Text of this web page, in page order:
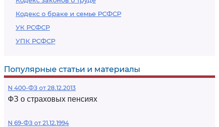
Кодекс о браке и семье РСФСР
УК РСФСР
УПК РСФСР
Популярные статьи и материалы
N 400-ФЗ от 28.12.2013
ФЗ о страховых пенсиях
N 69-ФЗ от 21.12.1994